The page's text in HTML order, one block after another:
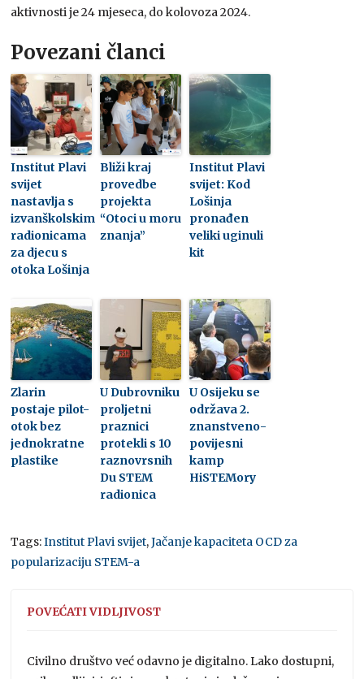
aktivnosti je 24 mjeseca, do kolovoza 2024.
Povezani članci
Institut Plavi
svijet
nastavlja s
izvanškolskim
radionicama
za djecu s
otoka Lošinja
Bliži kraj
provedbe
projekta
“Otoci u moru
znanja”
Institut Plavi
svijet: Kod
Lošinja
pronađen
veliki uginuli
kit
Zlarin
postaje pilot-
otok bez
jednokratne
plastike
U Dubrovniku
proljetni
praznici
protekli s 10
raznovrsnih
Du STEM
radionica
U Osijeku se
održava 2.
znanstveno-
povijesni
kamp
HiSTEMory
Tags:Institut Plavi svijet,Jačanje kapaciteta OCD za
popularizaciju STEM-a
POVEĆATI VIDLJIVOST
Civilno društvo već odavno je digitalno. Lako dostupni,